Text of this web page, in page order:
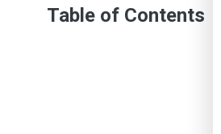
Table of Contents